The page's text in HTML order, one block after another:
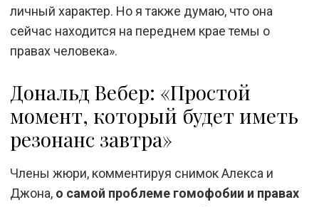
личный характер. Но я также думаю, что она
сейчас находится на переднем крае темы о
правах человека».
Дональд Вебер: «Простой
момент, который будет иметь
резонанс завтра»
Члены жюри, комментируя снимок Алекса и
Джона, о самой проблеме гомофобии и правах